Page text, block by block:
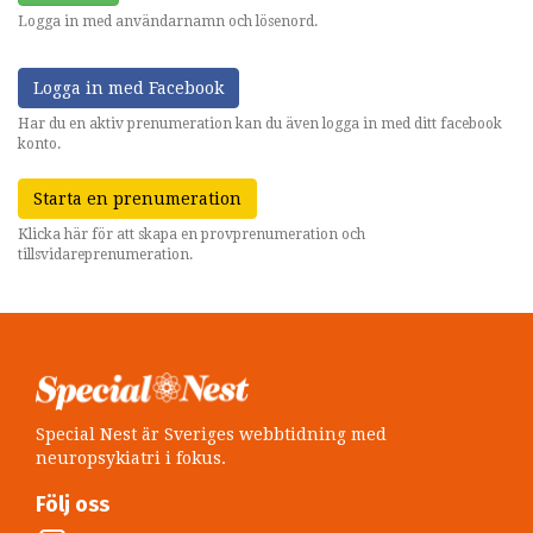
Logga in med användarnamn och lösenord.
Logga in med Facebook
Har du en aktiv prenumeration kan du även logga in med ditt facebook
konto.
Starta en prenumeration
Klicka här för att skapa en provprenumeration och
tillsvidareprenumeration.
Special Nest är Sveriges webbtidning med
neuropsykiatri i fokus.
Följ oss